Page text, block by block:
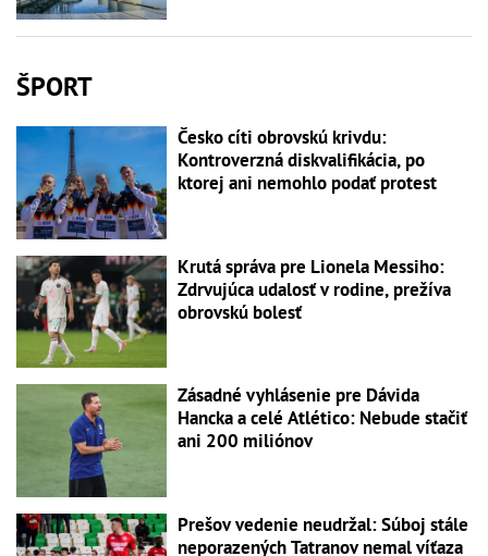
ŠPORT
Česko cíti obrovskú krivdu:
Kontroverzná diskvalifikácia, po
ktorej ani nemohlo podať protest
Krutá správa pre Lionela Messiho:
Zdrvujúca udalosť v rodine, prežíva
obrovskú bolesť
Zásadné vyhlásenie pre Dávida
Hancka a celé Atlético: Nebude stačiť
ani 200 miliónov
Prešov vedenie neudržal: Súboj stále
neporazených Tatranov nemal víťaza